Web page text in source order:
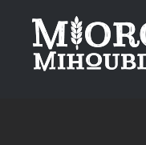
contenu